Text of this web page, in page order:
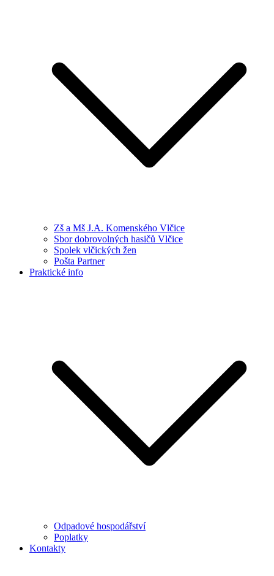
Zš a Mš J.A. Komenského Vlčice
Sbor dobrovolných hasičů Vlčice
Spolek vlčických žen
Pošta Partner
Praktické info
Odpadové hospodářství
Poplatky
Kontakty